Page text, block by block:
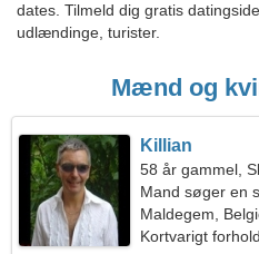
dates. Tilmeld dig gratis
udlændinge, turister.
Mænd og
Killian
58 år gammel,
Mand søger en
Maldegem,
Kortvarigt forhold